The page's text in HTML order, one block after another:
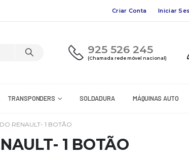
Criar Conta Iniciar
925 526 245
(Chamada rede móvel nacional)
TRANSPONDERS SOLDADURA MÁQUINAS AUTO
RENAULT- 1 BOTÃO
1 BOTÃO